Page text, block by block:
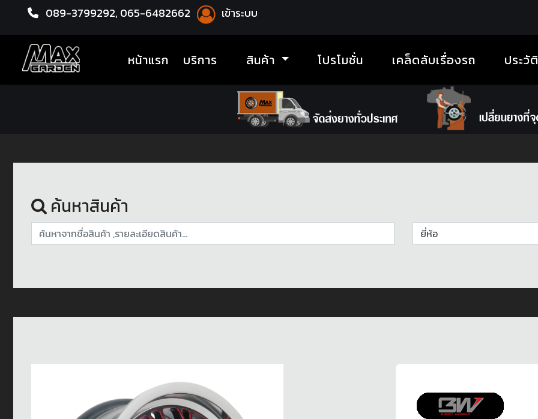
089-3799292, 065-6482662 เข้าระบบ
หน้าแรก(current)
บริการ สินค้า โปรโมชั่น เคล็ดลับเรื่องรถ ประวั
หน้าแรก ล้อแม็กซ์
ค้นหาสินค้า